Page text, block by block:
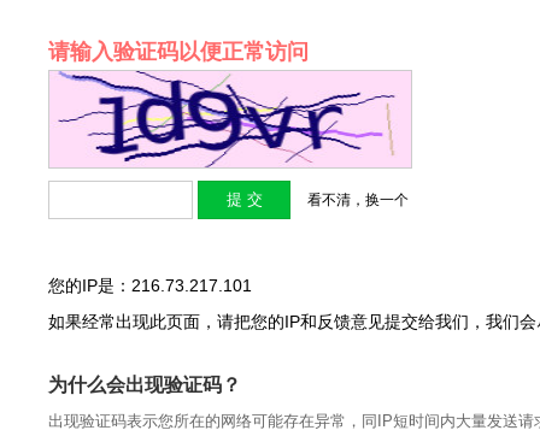
请输入验证码以便正常访问
看不清，换一个
您的IP是：216.73.217.101
如果经常出现此页面，请把您的IP和反馈意见提交给我们，我们
为什么会出现验证码？
出现验证码表示您所在的网络可能存在异常，同IP短时间内大量发送